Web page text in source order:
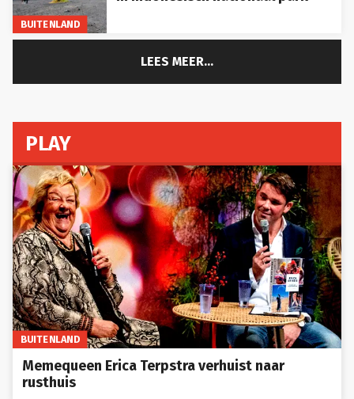
BUITENLAND
LEES MEER...
PLAY
BUITENLAND
Memequeen Erica Terpstra verhuist naar
rusthuis